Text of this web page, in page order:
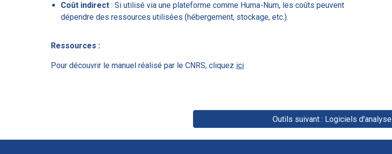
Coût indirect: Si utilisé via une plateforme comme Huma-Num, les coûts peuvent
dépendre des ressources utilisées (hébergement, stockage, etc.).
Ressources :
Pour découvrir le manuel réalisé par le CNRS, cliquez ici
Outils suivant : Logiciels d'analyse